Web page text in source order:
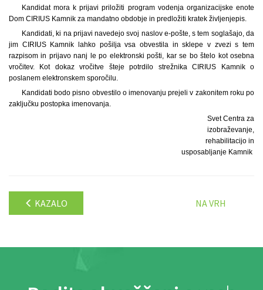
Kandidat mora k prijavi priložiti program vodenja organizacijske enote
Dom CIRIUS Kamnik za mandatno obdobje in predložiti kratek življenjepis.
Kandidati, ki na prijavi navedejo svoj naslov e-pošte, s tem soglašajo, da
jim CIRIUS Kamnik lahko pošilja vsa obvestila in sklepe v zvezi s tem
razpisom in prijavo nanj le po elektronski pošti, kar se bo štelo kot osebna
vročitev. Kot dokaz vročitve šteje potrdilo strežnika CIRIUS Kamnik o
poslanem elektronskem sporočilu.
Kandidati bodo pisno obvestilo o imenovanju prejeli v zakonitem roku po
zaključku postopka imenovanja.
Svet Centra za
izobraževanje,
rehabilitacijo in
usposabljanje Kamnik
KAZALO NA VRH